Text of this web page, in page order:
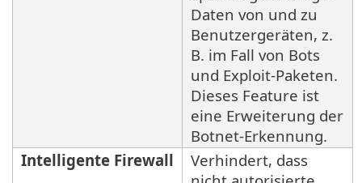
Daten von und zu
Benutzergeräten, z.
B. im Fall von Bots
und Exploit-Paketen.
Dieses Feature ist
eine Erweiterung der
Botnet-Erkennung.
Intelligente Firewall
Verhindert, dass